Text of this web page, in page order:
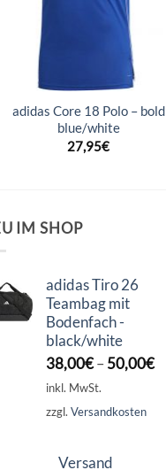
adidas Core 18 Polo – bold
blue/white
27,95€
IM SHOP
adidas Tiro 26
Teambag mit
Bodenfach -
black/white
38,00€– 50,00€
inkl. MwSt.
zzgl. Versandkosten
Versand